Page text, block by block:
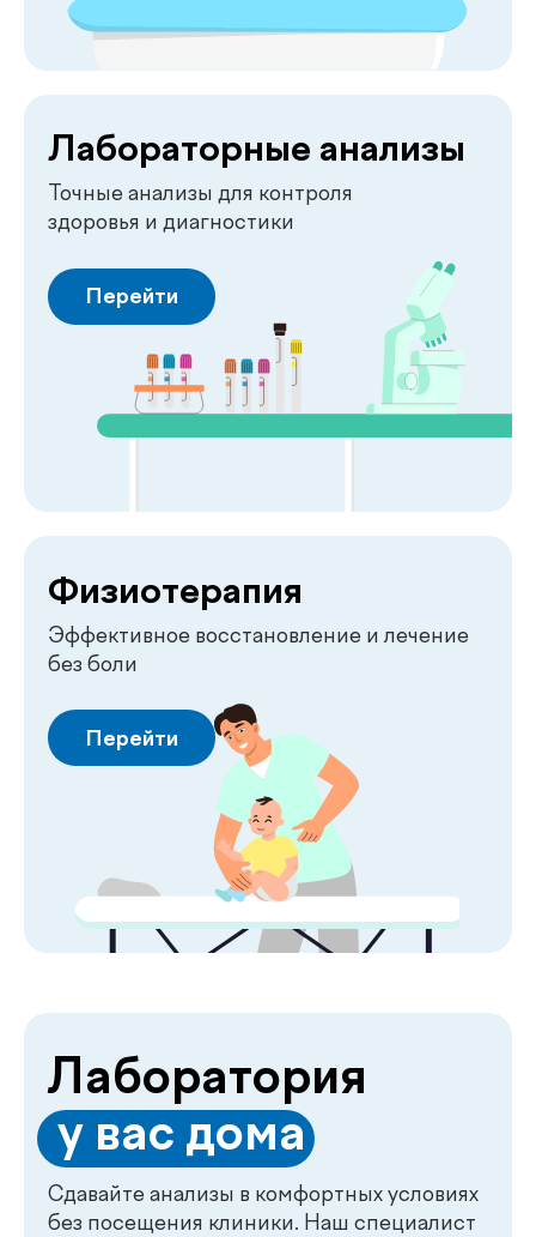
Сдавайте анализы в комфортных условиях
приедет в удобное для вас время,
проведёт все процедуры быстро,
аккуратно и с соблюдением всех
Подробнее
Лаборатория
у вас дома
О клинике
.de factumkids